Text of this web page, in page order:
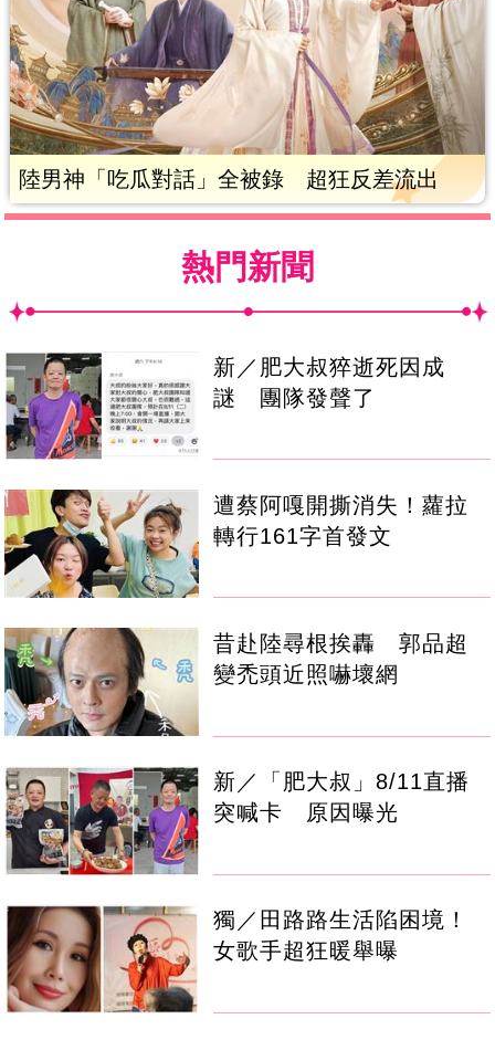
陸男神「吃瓜對話」全被錄 超狂反差流出
熱門新聞
新／肥大叔猝逝死因成
謎 團隊發聲了
遭蔡阿嘎開撕消失！蘿拉
轉行161字首發文
昔赴陸尋根挨轟 郭品超
變禿頭近照嚇壞網
新／「肥大叔」8/11直播
突喊卡 原因曝光
獨／田路路生活陷困境！
女歌手超狂暖舉曝